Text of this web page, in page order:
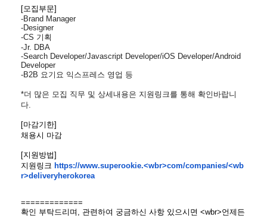
[모집부문]
-Brand Manager
-Designer
-CS 기획
-Jr. DBA
-Search Developer/Javascript Developer/iOS Developer/Android
Developer
-B2B 요기요 익스프레스 영업 등
*더 많은 모집 직무 및 상세내용은 지원링크를 통해 확인바랍니
다.
[마감기한]
채용시 마감
[지원방법]
지원링크 https://www.superookie.<wbr>com/companies/<wb
r>deliveryherokorea
=============
확인 부탁드리며 , 관련하여 궁금하신 사항 있으시면 <wbr>언제든